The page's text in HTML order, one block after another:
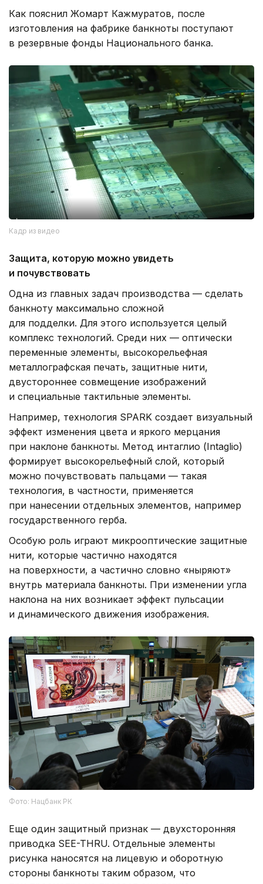
Как пояснил Жомарт Кажмуратов, после
изготовления на фабрике банкноты поступают
в резервные фонды Национального банка.
Кадр из видео
Защита, которую можно увидеть
и почувствовать
Одна из главных задач производства — сделать
банкноту максимально сложной
для подделки. Для этого используется целый
комплекс технологий. Среди них — оптически
переменные элементы, высокорельефная
металлографская печать, защитные нити,
двустороннее совмещение изображений
и специальные тактильные элементы.
Например, технология SPARK создает визуальный
эффект изменения цвета и яркого мерцания
при наклоне банкноты. Метод интаглио (Intaglio)
формирует высокорельефный слой, который
можно почувствовать пальцами — такая
технология, в частности, применяется
при нанесении отдельных элементов, например
государственного герба.
Особую роль играют микрооптические защитные
нити, которые частично находятся
на поверхности, а частично словно «ныряют»
внутрь материала банкноты. При изменении угла
наклона на них возникает эффект пульсации
и динамического движения изображения.
Фото: Нацбанк РК
Еще один защитный признак — двухсторонняя
приводка SEE-THRU. Отдельные элементы
рисунка наносятся на лицевую и оборотную
стороны банкноты таким образом, что